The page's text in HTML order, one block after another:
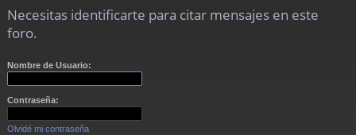
Necesitas identificarte para citar mensajes en este
foro.
Nombre de Usuario:
Contraseña:
Olvidé mi contraseña